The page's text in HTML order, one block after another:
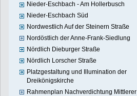
Nieder-Eschbach - Am Hollerbusch
Nieder-Eschbach Süd
Nordwestlich Auf der Steinern Straße
Nordöstlich der Anne-Frank-Siedlung
Nördlich Dieburger Straße
Nördlich Lorscher Straße
Platzgestaltung und Illumination der
Dreikönigskirche
Rahmenplan Nachverdichtung Mittlerer